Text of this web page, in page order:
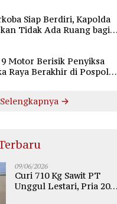
Siap Berdiri, Kapolda
Tidak Ada Ruang bagi
Motor Berisik Penyiksa
Raya Berakhir di Pospol
Selengkapnya
09/06/2026
Curi 710 Kg Sawit PT
Unggul Lestari, Pria 20